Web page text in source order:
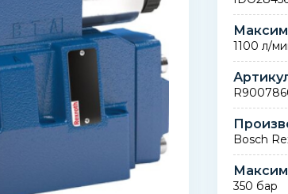
1100 л/
Bosch
350 бар